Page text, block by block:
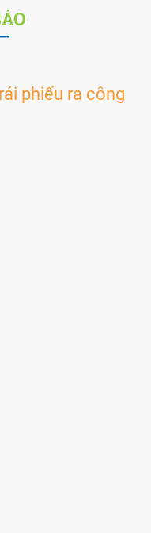
phiếu ra công